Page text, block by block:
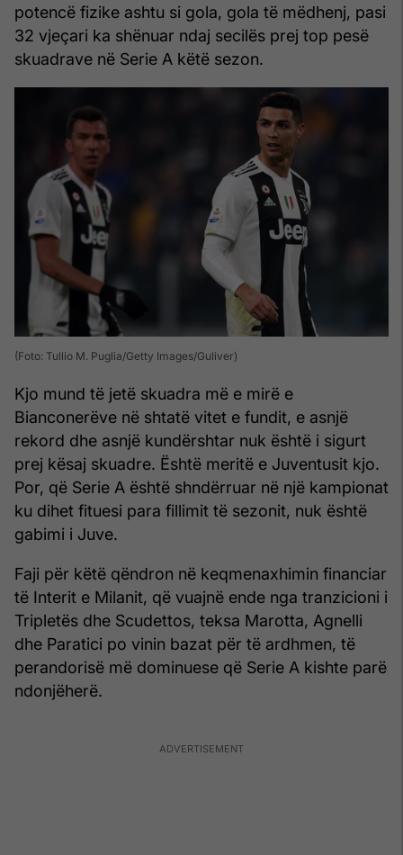
potencë fizike ashtu si gola, gola të mëdhenj, pasi
32 vjeçari ka shënuar ndaj secilës prej top pesë
skuadrave në Serie A këtë sezon.
(Foto: Tullio M. Puglia/Getty Images/Guliver)
Kjo mund të jetë skuadra më e mirë e
Bianconerëve në shtatë vitet e fundit, e asnjë
rekord dhe asnjë kundërshtar nuk është i sigurt
prej kësaj skuadre. Është meritë e Juventusit kjo.
Por, që Serie A është shndërruar në një kampionat
ku dihet fituesi para fillimit të sezonit, nuk është
gabimi i Juve.
Faji për këtë qëndron në keqmenaxhimin financiar
të Interit e Milanit, që vuajnë ende nga tranzicioni i
Tripletës dhe Scudettos, teksa Marotta, Agnelli
dhe Paratici po vinin bazat për të ardhmen, të
perandorisë më dominuese që Serie A kishte parë
ndonjëherë.